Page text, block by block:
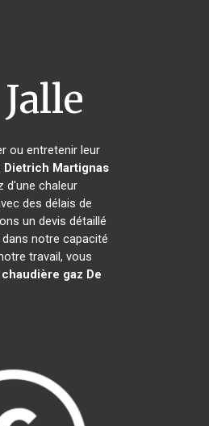
ou entretenir leur
Dietrich Martignas
d'une chaleur
des délais de
un devis détaillé
notre capacité
travail, vous
chaudière gaz De